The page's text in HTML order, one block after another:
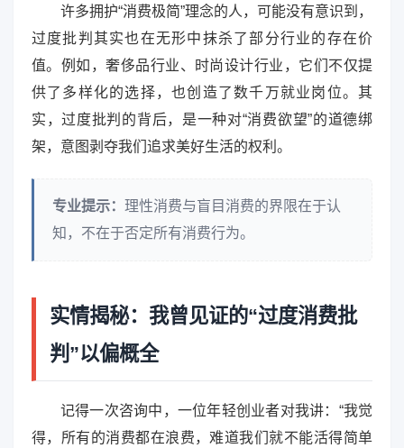
许多拥护“消费极简”理念的人，可能没有意识到，
过度批判其实也在无形中抹杀了部分行业的存在价
值。例如，奢侈品行业、时尚设计行业，它们不仅提
供了多样化的选择，也创造了数千万就业岗位。其
实，过度批判的背后，是一种对“消费欲望”的道德绑
架，意图剥夺我们追求美好生活的权利。
专业提示： 理性消费与盲目消费的界限在于认
知，不在于否定所有消费行为。
实情揭秘：我曾见证的“过度消费批
判”以偏概全
记得一次咨询中，一位年轻创业者对我讲：“我觉
得，所有的消费都在浪费，难道我们就不能活得简单